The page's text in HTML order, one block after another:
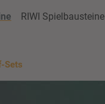
RIWI Spielbausteine
Sets